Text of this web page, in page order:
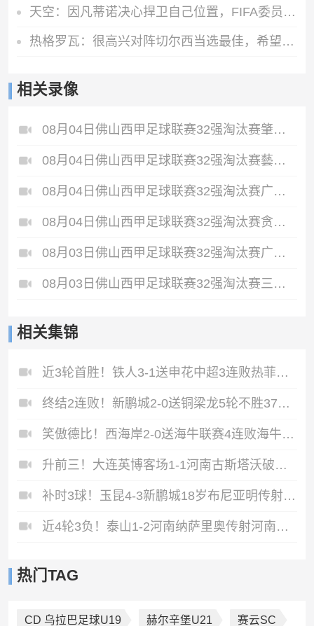
天空：因凡蒂诺决心捍卫自己位置，FIFA委员会公开致信表达支持
热格罗瓦：很高兴对阵切尔西当选最佳，希望能让尤文球迷继续庆祝
相关录像
08月04日佛山西甲足球联赛32强淘汰赛肇庆恒骏成VS三七互娱全场录像
08月04日佛山西甲足球联赛32强淘汰赛藝品高國際VS湛江狂狼·粵辉能源全场录像
08月04日佛山西甲足球联赛32强淘汰赛广东西南建设VS香港圣徒全场录像
08月04日佛山西甲足球联赛32强淘汰赛贪玩游戏VS美的薪火全场录像
08月03日佛山西甲足球联赛32强淘汰赛广东凤铝VS湛江八部科技全场录像
08月03日佛山西甲足球联赛32强淘汰赛三水乐民兴健力宝VS中国澳门澳科精英全场录像
相关集锦
近3轮首胜！铁人3-1送申花中超3连败热菲尼奥双响邦本宜裕传射
终结2连败！新鹏城2-0送铜梁龙5轮不胜37岁姜至鹏破门韦斯利建功
笑傲德比！西海岸2-0送海牛联赛4连败海牛仍垫底西海岸升至第二
升前三！大连英博客场1-1河南古斯塔沃破门19岁杨铭锐替补扳平
补时3球！玉昆4-3新鹏城18岁布尼亚明传射侯永永乌龙卡约绝杀
近4轮3负！泰山1-2河南纳萨里奥传射河南终结17年客场不胜泰山
热门TAG
CD 乌拉巴足球U19 赫尔辛堡U21 赛云SC